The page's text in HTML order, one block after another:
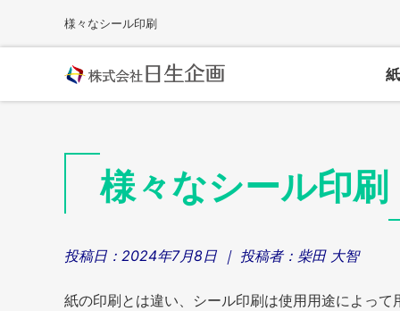
content
様々なシール印刷
様々なシール印刷
投稿日： 2024年7月8日 ｜ 投稿者： 柴田 大智
紙の印刷とは違い、シール印刷は使用用途によっ